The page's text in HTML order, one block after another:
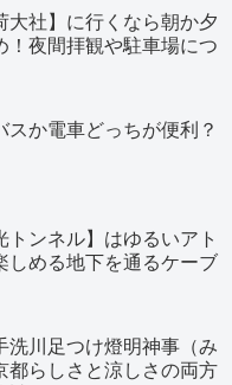
大社】に行くなら朝か夕
！夜間拝観や駐車場につ
スか電車どっちが便利？
トンネル】はゆるいアト
しめる地下を通るケーブ
洗川足つけ燈明神事（み
都らしさと涼しさの両方